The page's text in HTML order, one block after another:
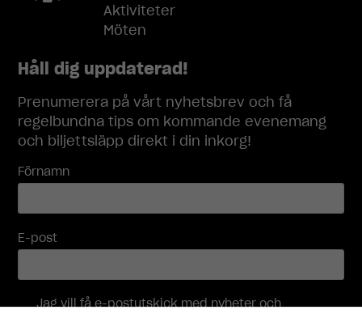
Aktiviteter
Möten
Håll dig uppdaterad!
Prenumerera på vårt nyhetsbrev och få
regelbundna tips om kommande evenemang
och biljettsläpp direkt i din inkorg!
Förnamn
E-post
Jag vill få e-postutskick med nyheter och
Statistik
För att vi ska
kunna
hur